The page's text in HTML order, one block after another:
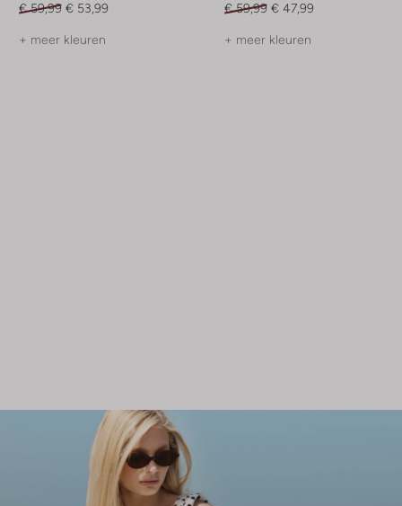
€ 59,99 € 53,99
+ meer kleuren
€ 59,99 € 47,99
+ meer kleuren